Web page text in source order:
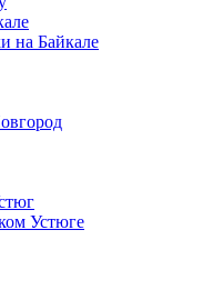
на Байкале
Устюге